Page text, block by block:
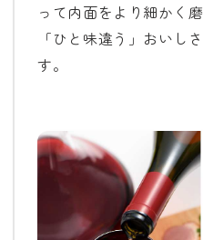
って内面をより細かく
「ひと味違う」おいし
す。